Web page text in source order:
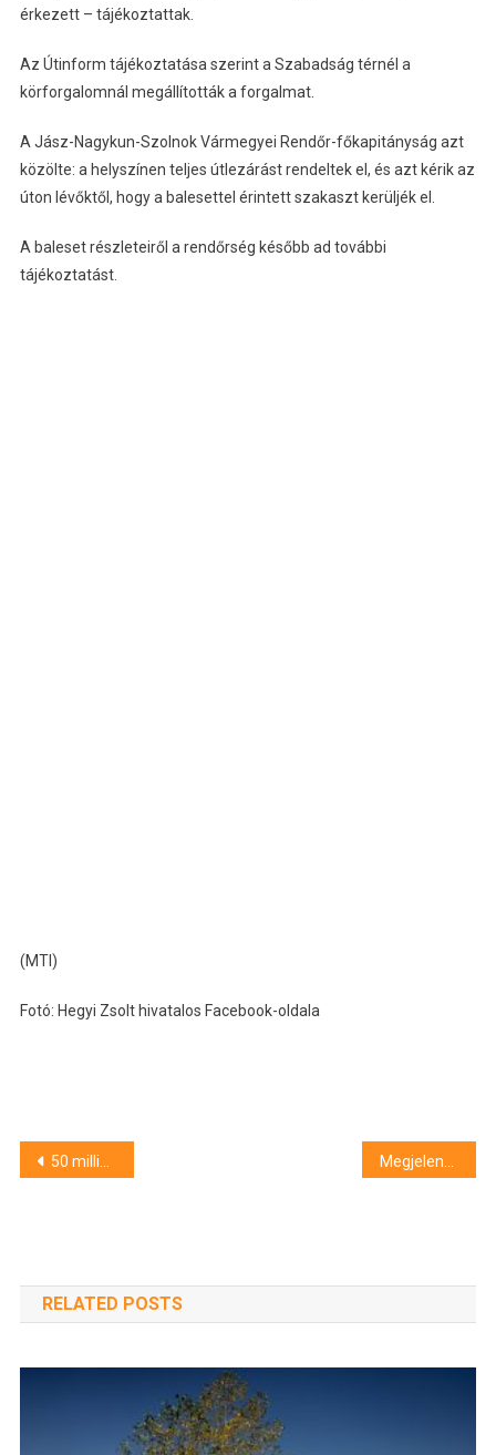
érkezett – tájékoztattak.
Az Útinform tájékoztatása szerint a Szabadság térnél a
körforgalomnál megállították a forgalmat.
A Jász-Nagykun-Szolnok Vármegyei Rendőr-főkapitányság azt
közölte: a helyszínen teljes útlezárást rendeltek el, és azt kérik az
úton lévőktől, hogy a balesettel érintett szakaszt kerüljék el.
A baleset részleteiről a rendőrség később ad további
tájékoztatást.
(MTI)
Fotó: Hegyi Zsolt hivatalos Facebook-oldala
Bejegyzés
50 millió forintból fejlesztik a szentesi kórház onkológiai osztályát
RELATED POSTS